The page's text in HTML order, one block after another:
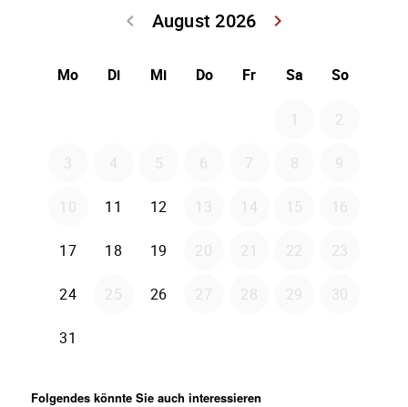
Folgendes könnte Sie auch interessieren